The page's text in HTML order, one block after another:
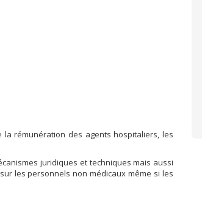
rémunération des agents hospitaliers, les
juridiques et techniques mais aussi
les personnels non médicaux même si les